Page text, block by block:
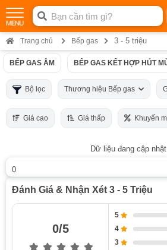
Trang chủ Bếp gas 3 - 5 triệu
BẾP GAS ÂM BẾP GAS KẾT HỢP HÚT
Bộ lọc Thương hiệu Bếp gas
Giá cao Giá thấp Khuyến
Dữ liệu đang cập
0
Đánh Giá & Nhận Xét 3 - 5 Triệu
0/5
5
4
3